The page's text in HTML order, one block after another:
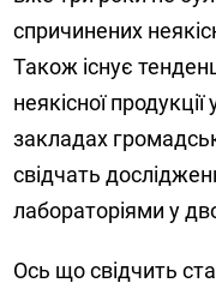
спричинених
Також існує
неякісної
закладах
свідчать
лабораторіями у
Ось що свідчить